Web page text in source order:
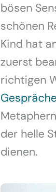
bösen
schönen
Kind hat
zuerst
richtigen
der helle
dienen.